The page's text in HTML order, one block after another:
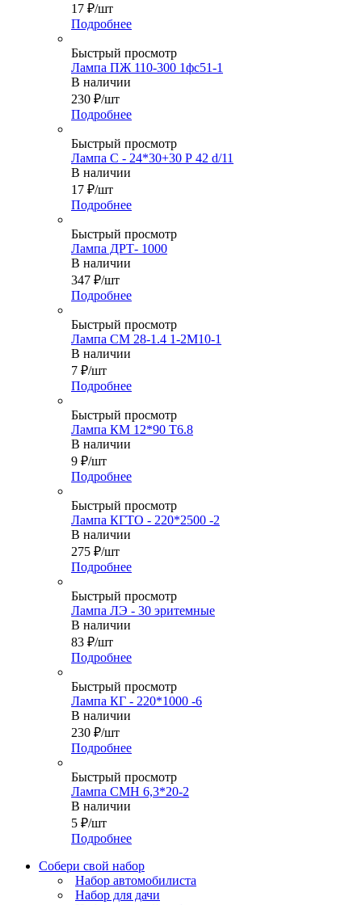
17 ₽/шт
Подробнее
Быстрый просмотр
Лампа ПЖ 110-300 1фс51-1
В наличии
230 ₽/шт
Подробнее
Быстрый просмотр
Лампа С - 24*30+30 Р 42 d/11
В наличии
17 ₽/шт
Подробнее
Быстрый просмотр
Лампа ДРТ- 1000
В наличии
347 ₽/шт
Подробнее
Быстрый просмотр
Лампа СМ 28-1.4 1-2М10-1
В наличии
7 ₽/шт
Подробнее
Быстрый просмотр
Лампа КМ 12*90 Т6.8
В наличии
9 ₽/шт
Подробнее
Быстрый просмотр
Лампа КГТО - 220*2500 -2
В наличии
275 ₽/шт
Подробнее
Быстрый просмотр
Лампа ЛЭ - 30 эритемные
В наличии
83 ₽/шт
Подробнее
Быстрый просмотр
Лампа КГ - 220*1000 -6
В наличии
230 ₽/шт
Подробнее
Быстрый просмотр
Лампа СМН 6,3*20-2
В наличии
5 ₽/шт
Подробнее
Собери свой набор
Набор автомобилиста
Набор для дачи